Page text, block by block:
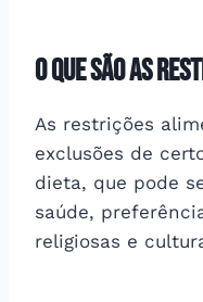
O que são as
As restrições
exclusões de
dieta, que pode
saúde,
religiosas e